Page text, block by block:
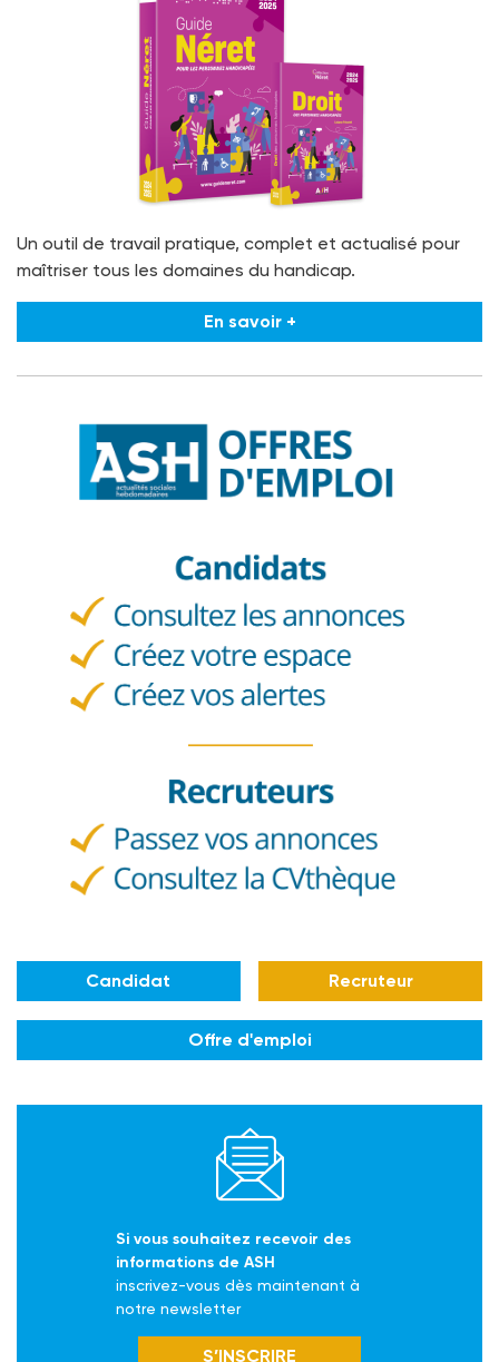
Un outil de travail pratique, complet et actualisé pour
maîtriser tous les domaines du handicap.
En savoir +
Candidat Recruteur
Offre d'emploi
Si vous souhaitez recevoir des
informations de ASH
inscrivez-vous dès maintenant à
notre newsletter
S’INSCRIRE